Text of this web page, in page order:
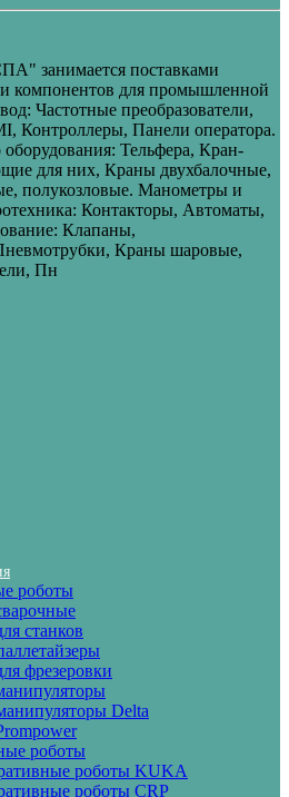
занимается поставками
компонентов для промышленной
Частотные преобразователи,
Контроллеры, Панели оператора.
Тельфера, Кран-
для них, Краны двухбалочные,
полукозловые. Манометры и
Контакторы, Автоматы,
Клапаны,
Краны шаровые,
Пн
роботы
станков
фрезеровки
Delta
роботы
роботы KUKA
роботы CRP